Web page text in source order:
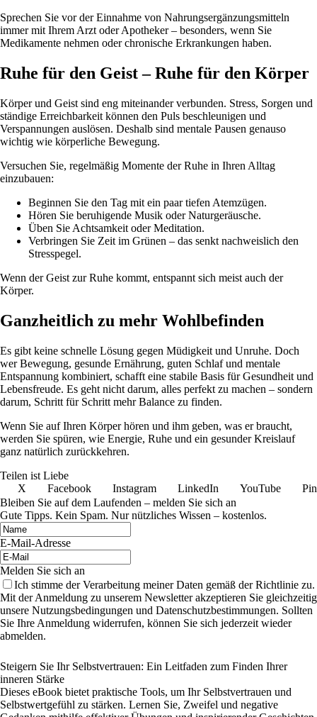
Sprechen Sie vor der Einnahme von Nahrungsergänzungsmitteln
immer mit Ihrem Arzt oder Apotheker – besonders, wenn Sie
Medikamente nehmen oder chronische Erkrankungen haben.
Ruhe für den Geist – Ruhe für den Körper
Körper und Geist sind eng miteinander verbunden. Stress, Sorgen und
ständige Erreichbarkeit können den Puls beschleunigen und
Verspannungen auslösen. Deshalb sind mentale Pausen genauso
wichtig wie körperliche Bewegung.
Versuchen Sie, regelmäßig Momente der Ruhe in Ihren Alltag
einzubauen:
Beginnen Sie den Tag mit ein paar tiefen Atemzügen.
Hören Sie beruhigende Musik oder Naturgeräusche.
Üben Sie Achtsamkeit oder Meditation.
Verbringen Sie Zeit im Grünen – das senkt nachweislich den
Stresspegel.
Wenn der Geist zur Ruhe kommt, entspannt sich meist auch der
Körper.
Ganzheitlich zu mehr Wohlbefinden
Es gibt keine schnelle Lösung gegen Müdigkeit und Unruhe. Doch
wer Bewegung, gesunde Ernährung, guten Schlaf und mentale
Entspannung kombiniert, schafft eine stabile Basis für Gesundheit und
Lebensfreude. Es geht nicht darum, alles perfekt zu machen – sondern
darum, Schritt für Schritt mehr Balance zu finden.
Wenn Sie auf Ihren Körper hören und ihm geben, was er braucht,
werden Sie spüren, wie Energie, Ruhe und ein gesunder Kreislauf
ganz natürlich zurückkehren.
Teilen ist Liebe
X
Facebook Instagram LinkedIn YouTube
Bleiben Sie auf dem Laufenden – melden Sie sich an
Gute Tipps. Kein Spam. Nur nützliches Wissen – kostenlos.
E-Mail-Adresse
Melden Sie sich an
Ich stimme der Verarbeitung meiner Daten gemäß der Richtlinie zu.
Mit der Anmeldung zu unserem Newsletter akzeptieren Sie gleichzeitig
unsere Nutzungsbedingungen und Datenschutzbestimmungen. Sollten
Sie Ihre Anmeldung widerrufen, können Sie sich jederzeit wieder
abmelden.
Steigern Sie Ihr Selbstvertrauen: Ein Leitfaden zum Finden Ihrer
inneren Stärke
Dieses eBook bietet praktische Tools, um Ihr Selbstvertrauen und
Selbstwertgefühl zu stärken. Lernen Sie, Zweifel und negative